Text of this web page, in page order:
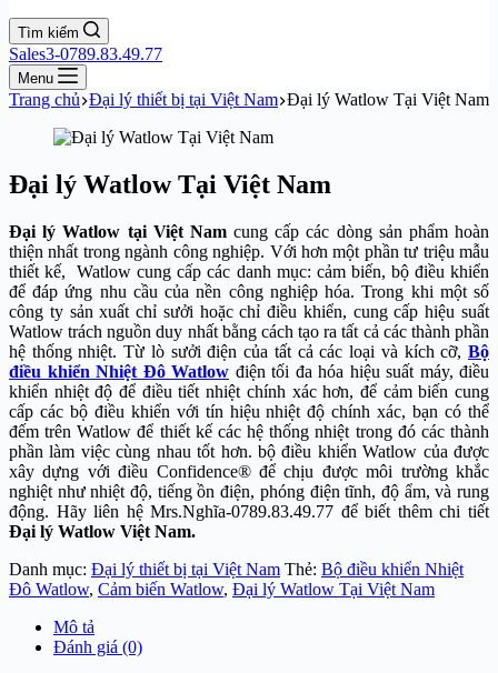
Tìm kiếm
Sales3-0789.83.49.77
Menu
Trang chủ Đại lý thiết bị tại Việt Nam Đại lý Watlow Tại Việt Nam
Đại lý Watlow Tại Việt Nam
Đại lý Watlow tại Việt Namcung cấp các dòng sản phẩm hoàn
thiện nhất trong ngành công nghiệp. Với hơn một phần tư triệu mẫu
thiết kế, Watlow cung cấp các danh mục: cảm biến, bộ điều khiển
để đáp ứng nhu cầu của nền công nghiệp hóa. Trong khi một số
công ty sản xuất chỉ sưởi hoặc chỉ điều khiển, cung cấp hiệu suất
Watlow trách nguồn duy nhất bằng cách tạo ra tất cả các thành phần
hệ thống nhiệt. Từ lò sưởi điện của tất cả các loại và kích cỡ, Bộ
điều khiển Nhiệt Đô Watlow điện tối đa hóa hiệu suất máy, điều
khiển nhiệt độ để điều tiết nhiệt chính xác hơn, để cảm biến cung
cấp các bộ điều khiển với tín hiệu nhiệt độ chính xác, bạn có thể
đếm trên Watlow để thiết kế các hệ thống nhiệt trong đó các thành
phần làm việc cùng nhau tốt hơn. bộ điều khiển Watlow của được
xây dựng với điều Confidence® để chịu được môi trường khắc
nghiệt như nhiệt độ, tiếng ồn điện, phóng điện tĩnh, độ ẩm, và rung
động. Hãy liên hệ Mrs.Nghĩa-0789.83.49.77 để biết thêm chi tiết
Đại lý Watlow Việt Nam.
Danh mục: Đại lý thiết bị tại Việt Nam Thẻ: Bộ điều khiển Nhiệt
Đô Watlow, Cảm biến Watlow, Đại lý Watlow Tại Việt Nam
Mô tả
Đánh giá (0)